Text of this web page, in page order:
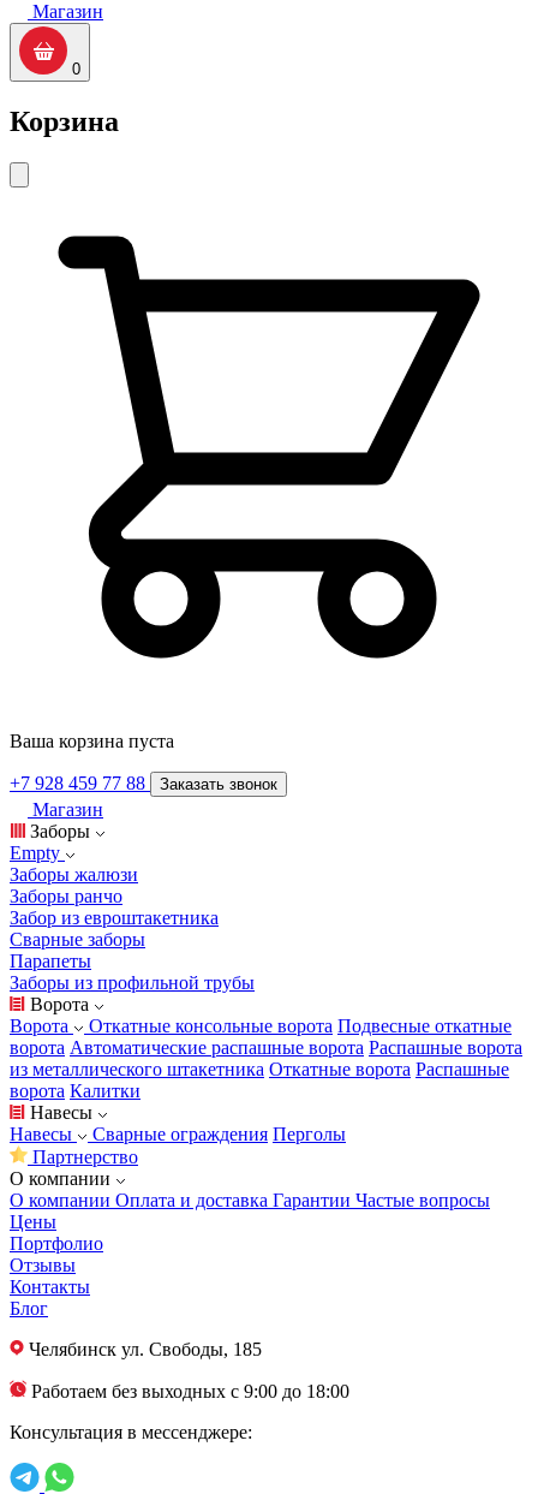
Магазин
0
Корзина
Ваша корзина пуста
+7 928 459 77 88 Заказать звонок
Магазин
Заборы
Empty
Заборы жалюзи
Заборы ранчо
Забор из евроштакетника
Сварные заборы
Парапеты
Заборы из профильной трубы
Ворота
Ворота
Откатные консольные ворота Подвесные откатные
ворота Автоматические распашные ворота Распашные ворота
из металлического штакетника Откатные ворота Распашные
ворота Калитки
Навесы
Навесы
Сварные ограждения Перголы
Партнерство
О компании
О компании Оплата и доставка Гарантии Частые вопросы
Цены
Портфолио
Отзывы
Контакты
Блог
Челябинск ул. Свободы, 185
Работаем без выходных с 9:00 до 18:00
Консультация в мессенджере: